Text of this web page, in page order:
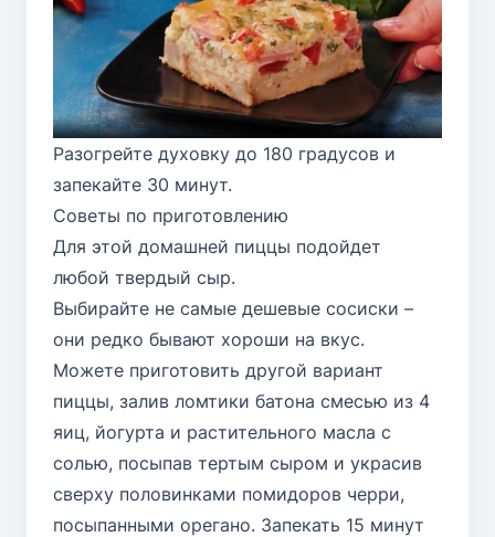
Разогрейте духовку до 180 градусов и
запекайте 30 минут.
Советы по приготовлению
Для этой домашней пиццы подойдет
любой твердый сыр.
Выбирайте не самые дешевые сосиски –
они редко бывают хороши на вкус.
Можете приготовить другой вариант
пиццы, залив ломтики батона смесью из 4
яиц, йогурта и растительного масла с
солью, посыпав тертым сыром и украсив
сверху половинками помидоров черри,
посыпанными орегано. Запекать 15 минут